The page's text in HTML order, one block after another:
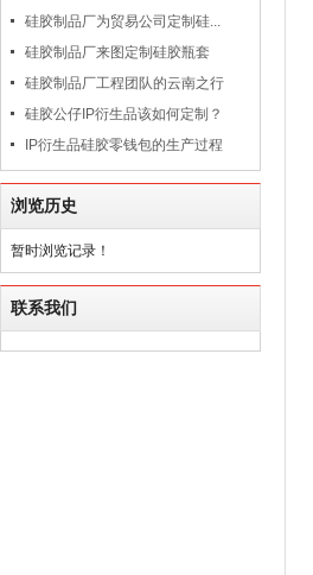
硅胶制品厂为贸易公司定制硅...
硅胶制品厂来图定制硅胶瓶套
硅胶制品厂工程团队的云南之行
硅胶公仔IP衍生品该如何定制？
IP衍生品硅胶零钱包的生产过程
浏览历史
暂时浏览记录！
联系我们